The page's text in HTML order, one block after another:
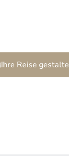
Ihre Reise